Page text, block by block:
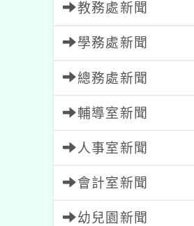
教務處新聞
學務處新聞
總務處新聞
輔導室新聞
人事室新聞
會計室新聞
幼兒園新聞